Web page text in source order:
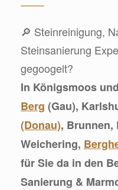
🔎 Steinreinigung,
Steinsanierung
gegoogelt?
In Königsmoos
Berg (Gau),
(Donau), Brunnen,
Weichering,
für Sie da in den
Sanierung &